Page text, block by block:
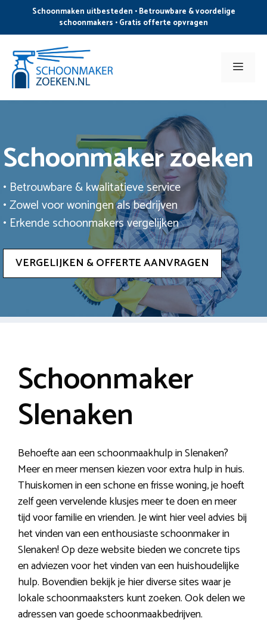
de
inhoud
Schoonmaken uitbesteden • Betrouwbare & voordelige
schoonmakers • Gratis offerte opvragen
Menu
Schoonmaker zoeken
• Betrouwbare & kwalitatieve service
• Zowel voor woningen als bedrijven
• Erkende schoonmakers vergelijken
VERGELIJKEN & OFFERTE AANVRAGEN
Schoonmaker
Slenaken
Behoefte aan een schoonmaakhulp in Slenaken?
Meer en meer mensen kiezen voor extra hulp in huis.
Thuiskomen in een schone en frisse woning, je hoeft
zelf geen vervelende klusjes meer te doen en meer
tijd voor familie en vrienden. Je wint hier veel advies bij
het vinden van een enthousiaste schoonmaker in
Slenaken! Op deze website bieden we concrete tips
en adviezen voor het vinden van een huishoudelijke
hulp. Bovendien bekijk je hier diverse sites waar je
lokale schoonmaaksters kunt zoeken. Ook delen we
adressen van goede schoonmaakbedrijven.